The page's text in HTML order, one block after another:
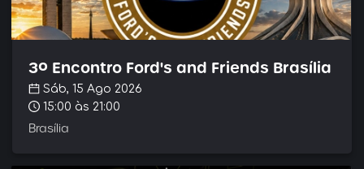
3º Encontro Ford's and Friends Brasília
Sáb, 15 Ago 2026
15:00 às 21:00
Brasília